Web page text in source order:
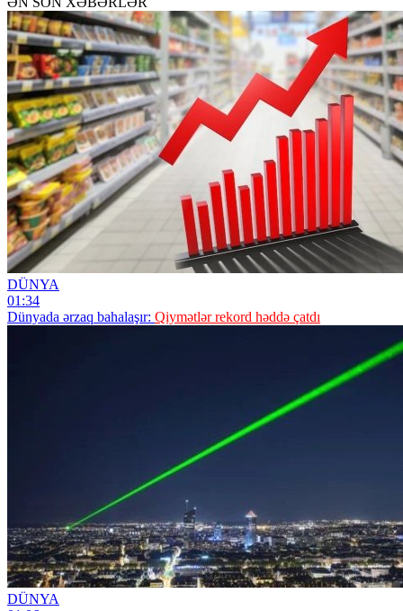
DÜNYA
01:34
Dünyada ərzaq bahalaşır: Qiymətlər rekord həddə çatdı
DÜNYA